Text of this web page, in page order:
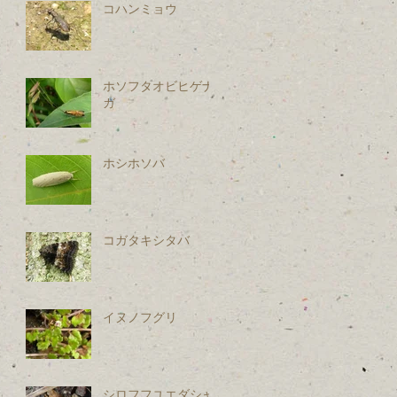
コハンミョウ
ホソフタオビヒゲナ
ガ
ホシホソバ
コガタキシタバ
イヌノフグリ
シロフフユエダシャ